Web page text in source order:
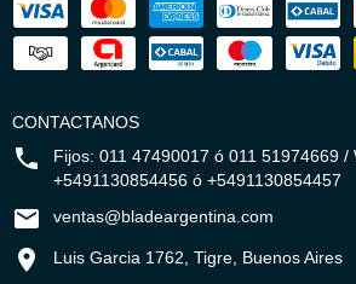
CONTACTANOS
Fijos: 011 47490017 ó 011 51974669 /
+5491130854456 ó +5491130854457
ventas@bladeargentina.com
Luis Garcia 1762, Tigre, Buenos Aires